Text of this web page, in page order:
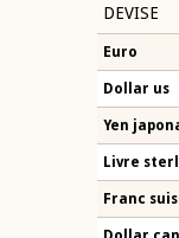
DEVISE
Euro
Dollar us
Yen
Livre
Franc